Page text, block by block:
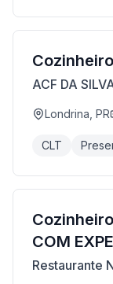
ACF DA
Londrina, PR
CLT
COM
Restaurante